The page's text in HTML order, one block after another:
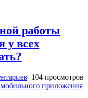
работы
у всех
104 просмотров